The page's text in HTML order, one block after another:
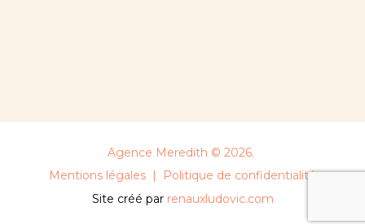
Agence Meredith © 2026.
Mentions légales |
Politique de confidentialité
Site créé par renauxludovic.com